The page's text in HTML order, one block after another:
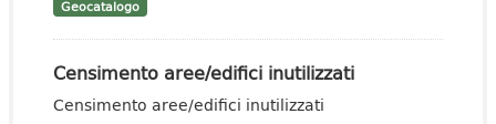
Geocatalogo
Censimento aree/edifici inutilizzati
Censimento aree/edifici inutilizzati